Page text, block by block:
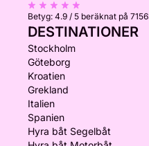
Betyg: 4.9 / 5 beräknat på
DESTINATIONER
Stockholm
Göteborg
Kroatien
Grekland
Italien
Spanien
Hyra båt Segelbåt